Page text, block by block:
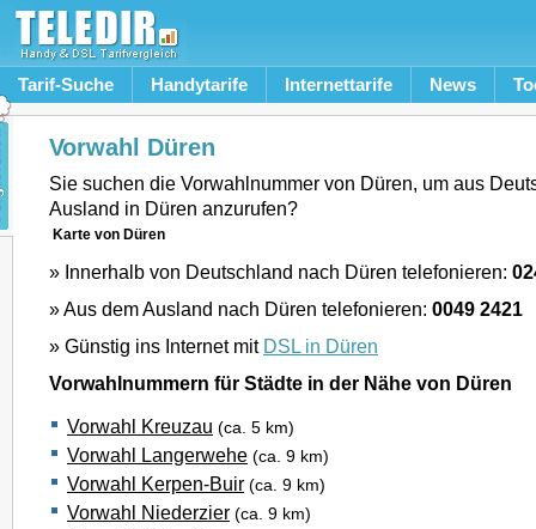
Tarif-Suche Handytarife Internettarife News
Vorwahl Düren
Sie suchen die Vorwahlnummer von Düren, um aus
Ausland in Düren anzurufen?
Karte von Düren
» Innerhalb von Deutschland nach Düren telefonieren:
» Aus dem Ausland nach Düren telefonieren: 0049 2421
» Günstig ins Internet mit DSL in Düren
Vorwahlnummern für Städte in der Nähe von Düren
Vorwahl Kreuzau (ca. 5 km)
Vorwahl Langerwehe (ca. 9 km)
Vorwahl Kerpen-Buir (ca. 9 km)
Vorwahl Niederzier (ca. 9 km)